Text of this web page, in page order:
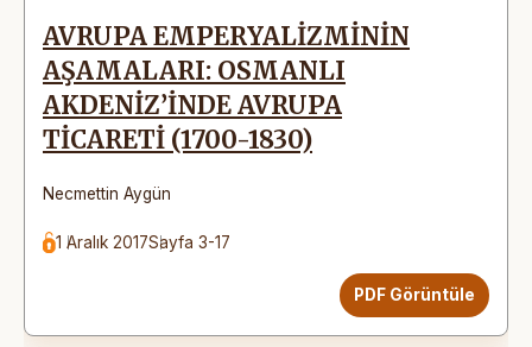
AVRUPA EMPERYALİZMİNİN
AŞAMALARI: OSMANLI
AKDENİZ’İNDE AVRUPA
TİCARETİ (1700-1830)
Necmettin Aygün
1 Aralık 2017Sayfa 3-17
PDF Görüntüle